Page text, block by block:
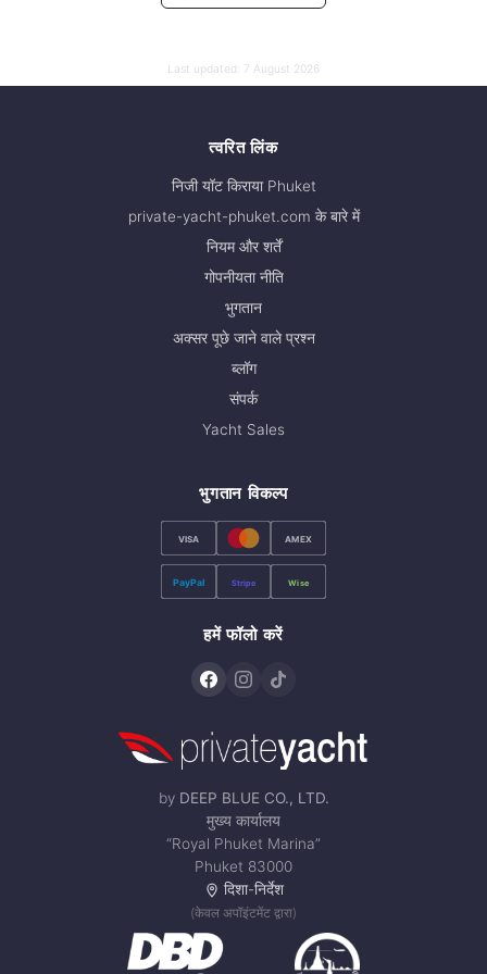
Last updated: 7 August 2026
त्वरित लिंक
निजी यॉट किराया Phuket
private-yacht-phuket.com के बारे में
नियम और शर्तें
गोपनीयता नीति
भुगतान
अक्सर पूछे जाने वाले प्रश्न
ब्लॉग
संपर्क
Yacht Sales
भुगतान विकल्प
VISA AMEX
PayPal Stripe Wise
हमें फॉलो करें
by DEEP BLUE CO., LTD.
मुख्य कार्यालय
“Royal Phuket Marina”
Phuket 83000
दिशा-निर्देश
(केवल अपॉइंटमेंट द्वारा)